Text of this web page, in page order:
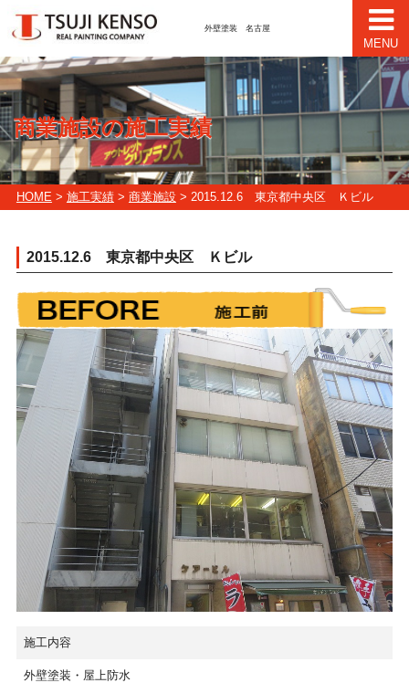
外壁塗装 名古屋
MENU
商業施設の施工実績
HOME> 施工実績> 商業施設> 2015.12.6 東京都中央区 Ｋビル
2015.12.6 東京都中央区 Ｋビル
施工内容
外壁塗装・屋上防水